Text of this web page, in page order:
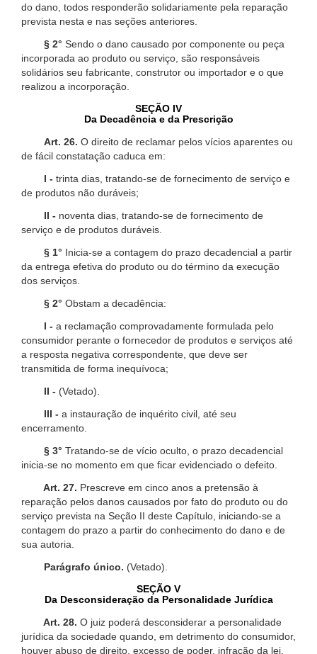
do dano, todos responderão solidariamente pela reparação
prevista nesta e nas seções anteriores.
§ 2° Sendo o dano causado por componente ou peça
incorporada ao produto ou serviço, são responsáveis
solidários seu fabricante, construtor ou importador e o que
realizou a incorporação.
SEÇÃO IV
Da Decadência e da Prescrição
Art. 26. O direito de reclamar pelos vícios aparentes ou
de fácil constatação caduca em:
I - trinta dias, tratando-se de fornecimento de serviço e
de produtos não duráveis;
II - noventa dias, tratando-se de fornecimento de
serviço e de produtos duráveis.
§ 1° Inicia-se a contagem do prazo decadencial a partir
da entrega efetiva do produto ou do término da execução
dos serviços.
§ 2° Obstam a decadência:
I - a reclamação comprovadamente formulada pelo
consumidor perante o fornecedor de produtos e serviços até
a resposta negativa correspondente, que deve ser
transmitida de forma inequívoca;
II - (Vetado).
III - a instauração de inquérito civil, até seu
encerramento.
§ 3° Tratando-se de vício oculto, o prazo decadencial
inicia-se no momento em que ficar evidenciado o defeito.
Art. 27. Prescreve em cinco anos a pretensão à
reparação pelos danos causados por fato do produto ou do
serviço prevista na Seção II deste Capítulo, iniciando-se a
contagem do prazo a partir do conhecimento do dano e de
sua autoria.
Parágrafo único. (Vetado).
SEÇÃO V
Da Desconsideração da Personalidade Jurídica
Art. 28. O juiz poderá desconsiderar a personalidade
jurídica da sociedade quando, em detrimento do consumidor,
houver abuso de direito, excesso de poder, infração da lei,